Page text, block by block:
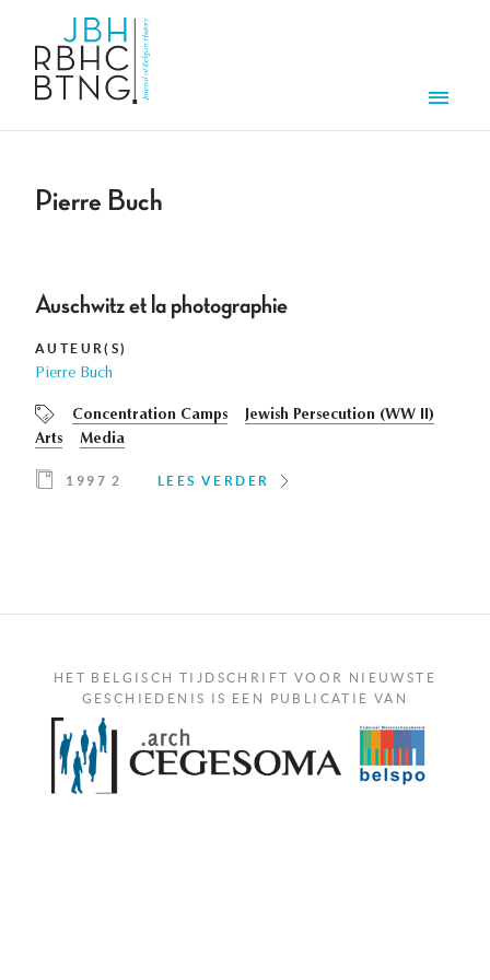
Pierre Buch
Auschwitz et la photographie
AUTEUR(S)
Pierre Buch
Concentration Camps
Jewish Persecution (WW II)
Arts
Media
1997 2 LEES VERDER
HET BELGISCH TIJDSCHRIFT VOOR NIEUWSTE
GESCHIEDENIS IS EEN PUBLICATIE VAN